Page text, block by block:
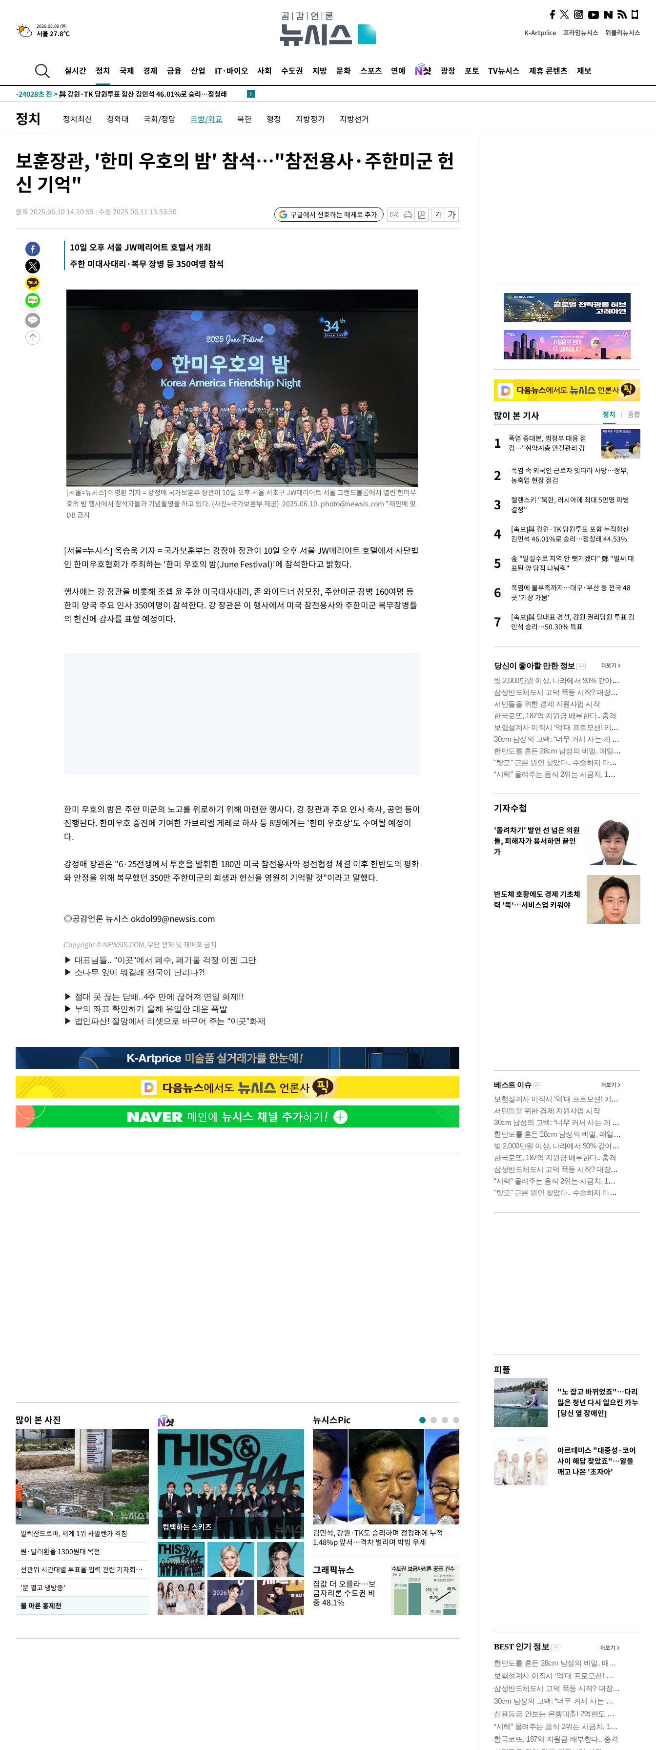
2026.08.09 (일)
서울 27.8℃ K-Artprice 프라임뉴시스 위클리뉴시스
실시간 정치 국제 경제 금융 산업 IT·바이오 사회 수도권 지방 문화 스포츠 연예 광장 포토 TV뉴시스 제휴 콘텐츠 제보
-29722초 전 >이강인 ATM 입단식에 '상암벌 들썩'…"세계적인 선수 되길"
-28718초 전 > 태풍 돌핀, 중 저장성 타이저우시 해안에 상륙 (1보)
-24694초 전 >
[속보]與 강원·TK 당원투표 합산 김민석 48.54%로 승리…정청래
44.40%
-24028초 전 >
44.53%
-23868초 전 >[속보]與전대 권리당원투표…강원·경북 김민석, 대구 정청래 승리
45.71%
-23577초 전 >
[속보]與 당대표 경선, 대구 권리당원 투표 정청래 47.82%·김민석
-23374초 전 >[속보]與 당대표 경선, 강원 권리당원 투표 김민석 승리…50.30%
-13934초 전 >[속보]장은수, KLPGA 제주삼다수 역전 우승…데뷔 10년 차에 첫
정상
-9299초 전 > "얼마나 더웠으면"…안동 물길공원서 헤엄친 구렁이 '소동'
-9226초 전 >
손흥민, 68분 뛰고 2경기 침묵…LAFC, 톨루카에 1-0 승리(종합)
-7250초 전 >이강인, 오늘 서울서 AT마드리드 입단식…'전례 없는 특급대우'
1시간 전 >'여긴 20도, 저긴 50도'…열화상 카메라로 본 폭염 저감시설 '온도차'
1시간 전 >
콜롬비아 신임 우파 대통령 취임 하루만에 차량폭탄 폭발 사건
3시간 전 >
튀르키예 외무장관, "메카 3국 방위협정은 이란이 목표 아냐 " 밝혀
4시간 전 >
이군이 불법 군시설 건설한 레바논 남부에서 레바논군 3명 폭발로 부상
5시간 전 >
-29722초 전 >
-28718초 전 >
태풍 돌핀, 중 저장성 타이저우시 해안에 상륙 (1보)
-26064초 전 >
AT마드리드 데뷔 앞둔 이강인, 맨시티전 선발 대신 '벤치 시작'
-24694초 전 >
[속보]與 강원·TK 당원투표 합산 김민석 48.54%로 승리…정청래
與 강원·TK 당원투표 합산 김민석 46.01%로 승리…정청래
[속보]與전대 권리당원투표…강원·경북 김민석, 대구 정청래 승리
[속보]與 당대표 경선, 경북 권리당원 투표 김민석 47.37%·정청래
[속보]與 당대표 경선, 대구 권리당원 투표 정청래 47.82%·김민석
[속보]與 당대표 경선, 강원 권리당원 투표 김민석 승리…50.30%
"일본축구협회, 대한축구협회 성 접대 의혹 심판 조사"
[속보]장은수, KLPGA 제주삼다수 역전 우승…데뷔 10년 차에 첫
"얼마나 더웠으면"…안동 물길공원서 헤엄친 구렁이 '소동'
손흥민, 68분 뛰고 2경기 침묵…LAFC, 톨루카에 1-0 승리(종합)
'2경기 연속 침묵' 손흥민, 톨루카전 68분만 뛰고 슈팅 0개
이강인, 오늘 서울서 AT마드리드 입단식…'전례 없는 특급대우'
'여긴 20도, 저긴 50도'…열화상 카메라로 본 폭염 저감시설 '온도차'
콜롬비아 신임 우파 대통령 취임 하루만에 차량폭탄 폭발 사건
이군이 불법 군시설 건설한 레바논 남부에서 레바논군 3명 폭발로 부상
[속보]美중부 사령관, 이스라엘 긴급방문 다중화된 전선 상황 논의
정치 정치최신 청와대 국회/정당 국방/외교 북한 행정 지방정가 지방선거
보훈장관, '한미 우호의 밤' 참석…"참전용사·주한미군 헌
신 기억"
등록 2025.06.10 14:20:55 수정 2025.06.11 13:53:50 구글에서 선호하는 매체로 추가
10일 오후 서울 JW메리어트 호텔서 개최
주한 미대사대리·복무 장병 등 350여명 참석
[서울=뉴시스] 이영환 기자 = 강정애 국가보훈부 장관이 10일 오후 서울 서초구 JW메리어트 서울 그랜드볼룸에서 열린 한미우
호의 밤 행사에서 참석자들과 기념촬영을 하고 있다. (사진=국가보훈부 제공) 2025.06.10. photo@newsis.com *재판매 및
DB 금지
[서울=뉴시스] 옥승욱 기자 = 국가보훈부는 강정애 장관이 10일 오후 서울 JW메리어트 호텔에서 사단법
인 한미우호협회가 주최하는 '한미 우호의 밤(June Festival)'에 참석한다고 밝혔다.
행사에는 강 장관을 비롯해 조셉 윤 주한 미국대사대리, 존 와이드너 참모장, 주한미군 장병 160여명 등
한미 양국 주요 인사 350여명이 참석한다. 강 장관은 이 행사에서 미국 참전용사와 주한미군 복무장병들
의 헌신에 감사를 표할 예정이다.
한미 우호의 밤은 주한 미군의 노고를 위로하기 위해 마련한 행사다. 강 장관과 주요 인사 축사, 공연 등이
진행된다. 한미우호 증진에 기여한 가브리엘 게레로 하사 등 8명에게는 '한미 우호상'도 수여될 예정이
다.
강정애 장관은 "6·25전쟁에서 투혼을 발휘한 180만 미국 참전용사와 정전협정 체결 이후 한반도의 평화
와 안정을 위해 복무했던 350만 주한미군의 희생과 헌신을 영원히 기억할 것"이라고 말했다.
◎공감언론 뉴시스 okdol99@newsis.com
Copyright © NEWSIS.COM, 무단 전재 및 재배포 금지
많이 본 사진
알렉산드로바, 세계 1위 사발렌카 격침
원·달러환율 1300원대 목전
선관위 시간대별 투표율 입력 관련 기자회견하는 주진우 의원
'문 열고 냉방중'
물 마른 홍제천
컴백하는 스키즈
뉴시스Pic
극한 폭염에 바닥 드러난 홍제천…물고기 떼죽음
도
김민석, 강원·TK도 승리하며 정청래에 누적
1.48%p 앞서…격차 벌리며 박빙 우세
그래픽뉴스
집값 더 오를라…보
금자리론 수도권 비
중 48.1%
많이 본 기사
1
한정수 "황정민 선배만 피
해…떳떳하면 신분 공개하라"
2
LAFC 손흥민, 리그스컵 톨루카전 선발 출
격…득점포 재가동 도전
3
이강인, 오늘 서울서 AT마드리드 입단
식…'전례 없는 특급대우'
5
6
손흥민, 68분 뛰고 2경기 침묵…LAFC, 톨루
카에 1-0 승리(종합)
1
폭염 중대본, 범정부 대응 점
검…"취약계층 안전관리 강
2
폭염 속 외국인 근로자 잇따라 사망…정부,
농축업 현장 점검
3
젤렌스키 "북한, 러시아에 최대 5만명 파병
결정"
4
[속보]與 강원·TK 당원투표 포함 누적합산
김민석 46.01%로 승리…정청래 44.53%
5
金 "말실수로 지역 안 뺏기겠다" 鄭 "벌써 대
표된 양 당직 나눠줘"
6
폭염에 물부족까지…대구·부산 등 전국 48
곳 '기상 가뭄'
7
[속보]與 당대표 경선, 강원 권리당원 투표 김
민석 승리…50.30% 득표
정치 종합
기자수첩
'돌려차기' 발언 선 넘은 의원
들, 피해자가 용서하면 끝인
가
반도체 호황에도 경제 기초체
력 '뚝‘…서비스업 키워야
피플
"노 잡고 바뀌었죠"…다리
잃은 청년 다시 일으킨 카누
[당신 옆 장애인]
아르테미스 "대중성·코어
사이 해답 찾았죠"…알을
깨고 나온 '초자아'